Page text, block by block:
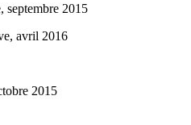
septembre 2015
avril 2016
2015